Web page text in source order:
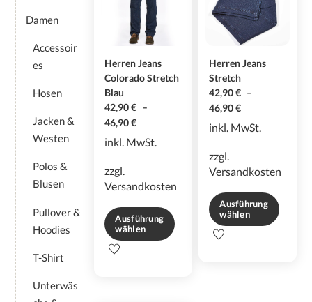
Herren Jeans
Colorado Stretch
Blau
42,90€ –
46,90€
inkl. MwSt.
zzgl.
Versandkosten
Ausführung
wählen
Dieses
Herren Jeans
Stretch
42,90€ –
46,90€
inkl. MwSt.
zzgl.
Versandkosten
Ausführung
wählen
Dieses
Damen
Accessoir
es
Hosen
Jacken &
Westen
Polos &
Blusen
Pullover &
Hoodies
T-Shirt
Unterwäs